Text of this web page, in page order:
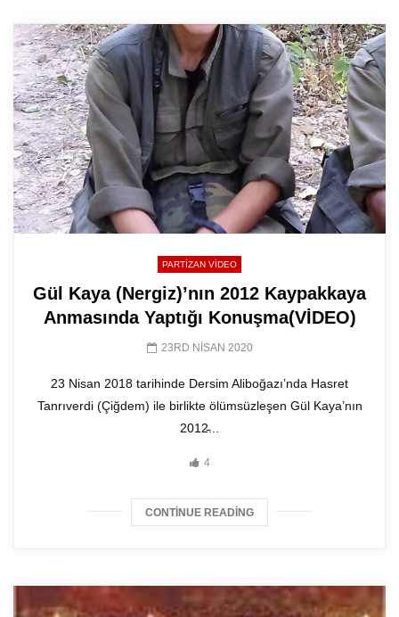
PARTIZAN VIDEO
Gül Kaya (Nergiz)’nın 2012 Kaypakkaya
Anmasında Yaptığı Konuşma(VİDEO)
23RD NISAN 2020
23 Nisan 2018 tarihinde Dersim Aliboğazı’nda Hasret
Tanrıverdi (Çiğdem) ile birlikte ölümsüzleşen Gül Kaya’nın
2012̵...
4
CONTINUE READING